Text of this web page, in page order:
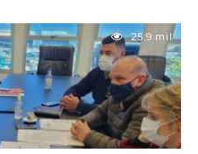
25.9 mil